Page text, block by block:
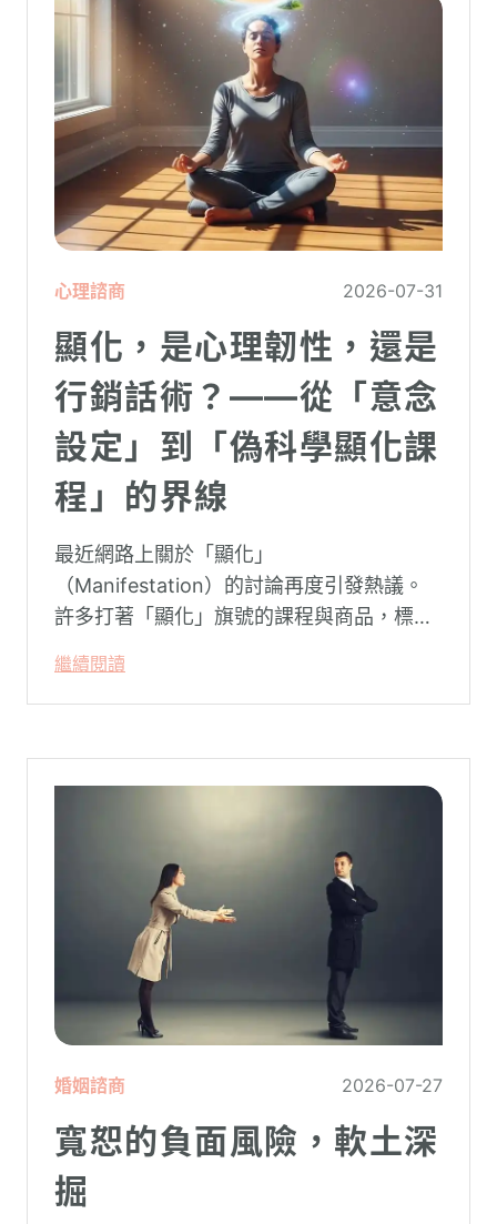
心理諮商 2026-07-31
顯化，是心理韌性，還是
行銷話術？——從「意念
設定」到「偽科學顯化課
程」的界線
最近網路上關於「顯化」
（Manifestation）的討論再度引發熱議。
許多打著「顯化」旗號的課程與商品，標榜
能吸引財富、關係與健康。這類論述聽起來
療癒，卻經常缺乏實證基礎，甚至可能對正
繼續閱讀
婚姻諮商 2026-07-27
寬恕的負面風險，軟土深
掘